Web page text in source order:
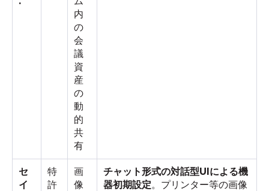
内
の
会
議
資
産
の
動
的
共
有
セ
イ
特
許
画
像
チャット形式の対話型UIによる機
器初期設定。プリンター等の画像